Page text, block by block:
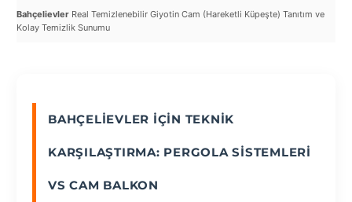
Bahçelievler Real Temizlenebilir Giyotin Cam (Hareketli Küpeşte) Tanıtım ve
Kolay Temizlik Sunumu
BAHÇELIEVLER İÇIN TEKNIK
KARŞILAŞTIRMA: PERGOLA SISTEMLERI
VS CAM BALKON
SEÇ